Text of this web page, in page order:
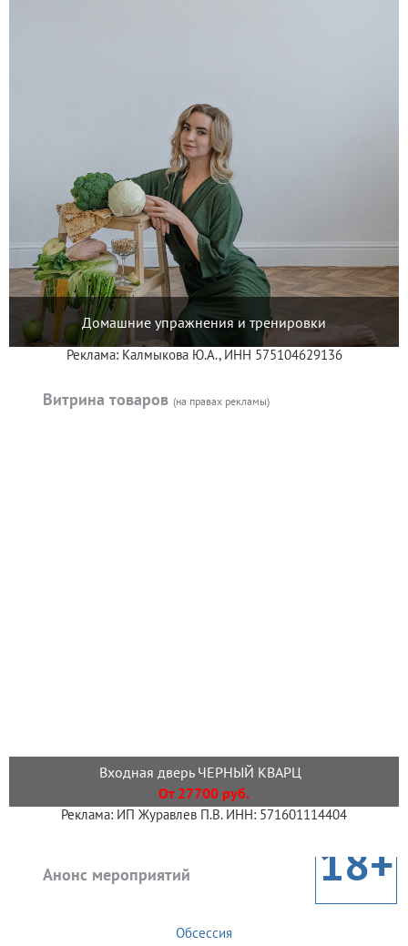
Домашние упражнения и тренировки
Реклама: Калмыкова Ю.А., ИНН 575104629136
Витрина товаров (на правах рекламы)
Входная дверь ЧЕРНЫЙ КВАРЦ
От 27700 руб.
Реклама: ИП Журавлев П.В. ИНН: 571601114404
Анонс мероприятий 18+
Обсессия